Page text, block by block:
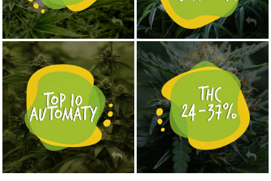
NASIONA MARIHUANY TOP 10 AUTOFLOWERING
KUP TERAZ MOCNE ODMIANY MARIHUANY THC OD 24 - 37%
KUP TERAZ